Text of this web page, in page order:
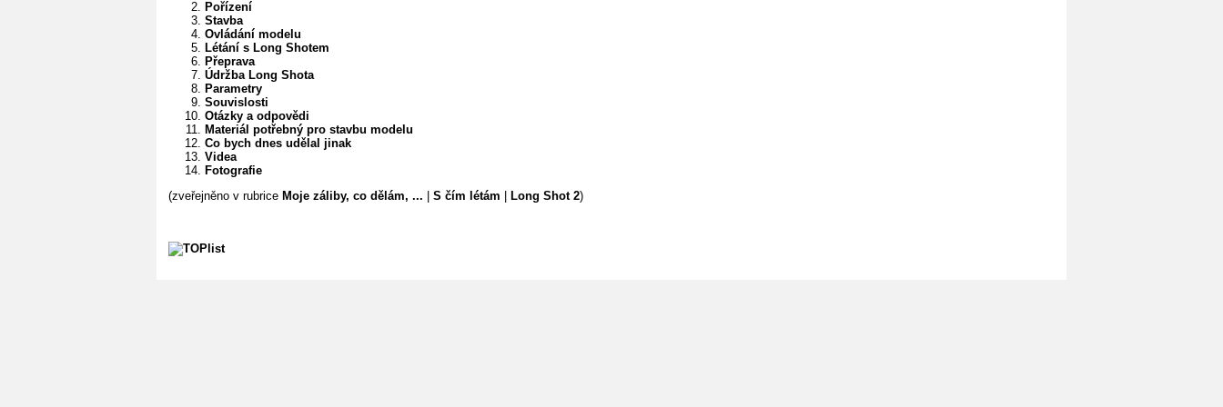
Pořízení
Stavba
Ovládání modelu
Létání s Long Shotem
Přeprava
Údržba Long Shota
Parametry
Souvislosti
Otázky a odpovědi
Materiál potřebný pro stavbu modelu
Co bych dnes udělal jinak
Videa
Fotografie
(zveřejněno v rubrice Moje záliby, co dělám, ... S čím létám Long Shot 2)